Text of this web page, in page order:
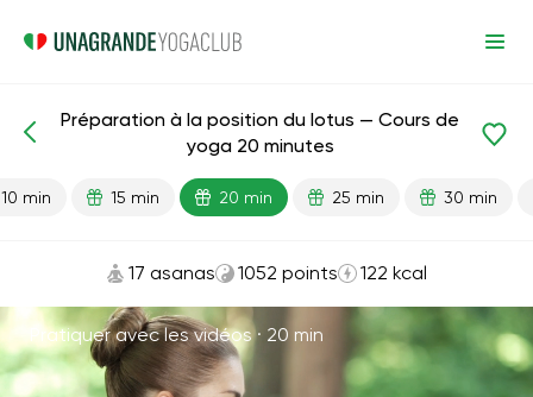
Flexibilité
Préparation à la position du lotus — Cours de
yoga 20 minutes
10 min 15 min 20 min 25 min 30 min
17 asanas 1052 points 122 kcal
Pratiquer avec les vidéos · 20 min